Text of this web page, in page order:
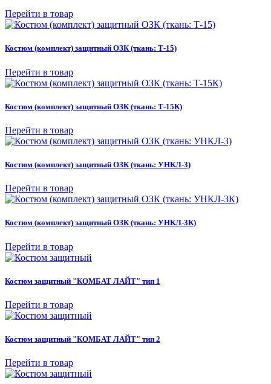
Перейти в товар
Костюм (комплект) защитный ОЗК (ткань: Т-15)
Перейти в товар
Костюм (комплект) защитный ОЗК (ткань: Т-15К)
Перейти в товар
Костюм (комплект) защитный ОЗК (ткань: УНКЛ-3)
Перейти в товар
Костюм (комплект) защитный ОЗК (ткань: УНКЛ-3К)
Перейти в товар
Костюм защитный "КОМБАТ ЛАЙТ" тип 1
Перейти в товар
Костюм защитный "КОМБАТ ЛАЙТ" тип 2
Перейти в товар